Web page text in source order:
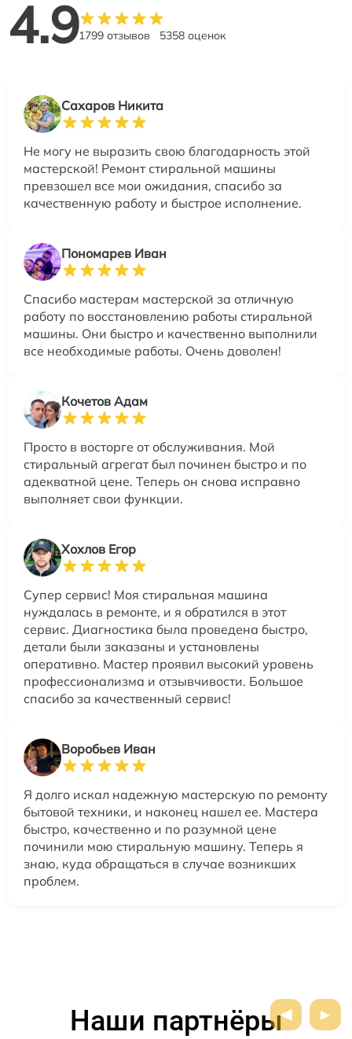
4.91799 отзывов 5358 оценок
Сахаров Никита
Не могу не выразить свою благодарность этой
мастерской! Ремонт стиральной машины
превзошел все мои ожидания, спасибо за
качественную работу и быстрое исполнение.
Пономарев Иван
Спасибо мастерам мастерской за отличную
работу по восстановлению работы стиральной
машины. Они быстро и качественно выполнили
все необходимые работы. Очень доволен!
Кочетов Адам
Просто в восторге от обслуживания. Мой
стиральный агрегат был починен быстро и по
адекватной цене. Теперь он снова исправно
выполняет свои функции.
Хохлов Егор
Супер сервис! Моя стиральная машина
нуждалась в ремонте, и я обратился в этот
сервис. Диагностика была проведена быстро,
детали были заказаны и установлены
оперативно. Мастер проявил высокий уровень
профессионализма и отзывчивости. Большое
спасибо за качественный сервис!
Воробьев Иван
Я долго искал надежную мастерскую по ремонту
бытовой техники, и наконец нашел ее. Мастера
быстро, качественно и по разумной цене
починили мою стиральную машину. Теперь я
знаю, куда обращаться в случае возникших
проблем.
Наши партнёры